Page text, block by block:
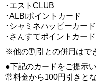
･エストCLUB
･ALBiポイントカード
･シャミネハッピーカード
･さんすてポイントカード
※他の割引との併用はで
●下記のカードをご提示
常料金から100円引きとな